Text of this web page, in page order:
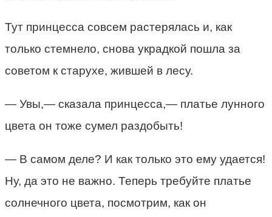
Тут принцесса совсем растерялась и, как
только стемнело, снова украдкой пошла за
советом к старухе, жившей в лесу.
— Увы,— сказала принцесса,— платье лунного
цвета он тоже сумел раздобыть!
— В самом деле? И как только это ему удается!
Ну, да это не важно. Теперь требуйте платье
солнечного цвета, посмотрим, как он